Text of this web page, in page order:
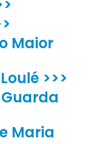
Maior
>>>
Maria